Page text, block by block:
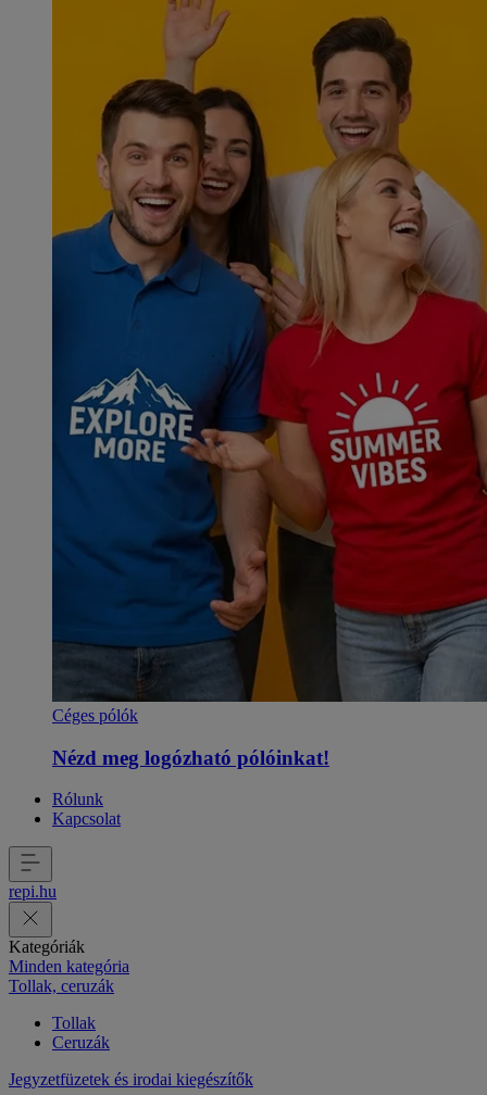
Céges pólók
Nézd meg logózható pólóinkat!
Rólunk
Kapcsolat
repi.hu
Kategóriák
Minden kategória
Tollak, ceruzák
Tollak
Ceruzák
Jegyzetfüzetek és irodai kiegészítők